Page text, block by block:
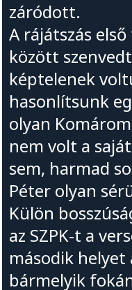
záródott.
A rájátszás
között
képtelenek
hasonlítsunk
olyan
nem volt a
sem, harmad
Péter olyan
Külön
az SZPK-t a
második helyet
bármelyik